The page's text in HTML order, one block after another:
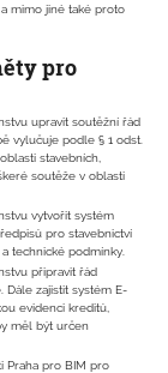
mimo jiné také proto
pro
upravit soutěžní řád
vylučuje podle § 1 odst.
stavebních,
soutěže v oblasti
vytvořit systém
pro stavebnictví
technické podmínky.
připravit řád
Dále zajistit systém E-
evidenci kreditů,
měl být určen
Praha pro BIM pro